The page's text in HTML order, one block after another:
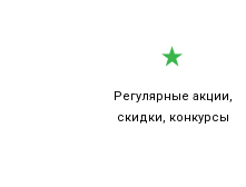
Регулярные акции,
скидки, конкурсы